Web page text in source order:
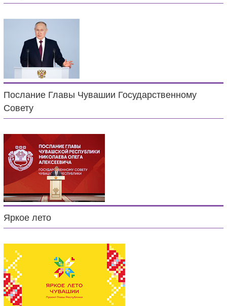
Послание Главы Чувашии Государственному
Совету
Яркое лето